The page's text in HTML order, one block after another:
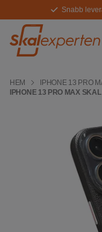
Snabb
HEM
IPHONE 13 PRO
IPHONE 13 PRO MAX